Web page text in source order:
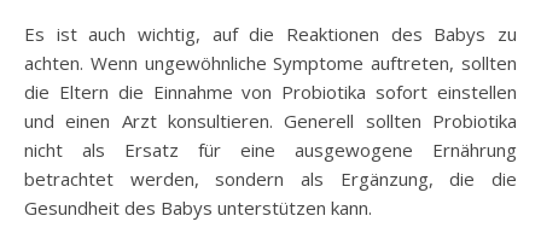
Es ist auch wichtig, auf die Reaktionen des Babys zu
achten. Wenn ungewöhnliche Symptome auftreten, sollten
die Eltern die Einnahme von Probiotika sofort einstellen
und einen Arzt konsultieren. Generell sollten Probiotika
nicht als Ersatz für eine ausgewogene Ernährung
betrachtet werden, sondern als Ergänzung, die die
Gesundheit des Babys unterstützen kann.